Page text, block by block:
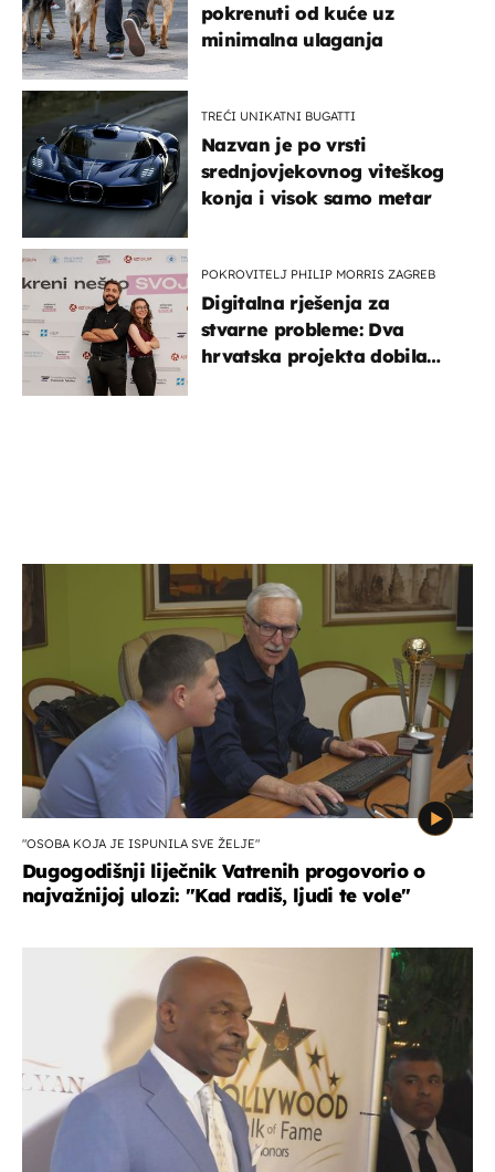
pokrenuti od kuće uz
minimalna ulaganja
TREĆI UNIKATNI BUGATTI
Nazvan je po vrsti
srednjovjekovnog viteškog
konja i visok samo metar
POKROVITELJ PHILIP MORRIS ZAGREB
Digitalna rješenja za
stvarne probleme: Dva
hrvatska projekta dobila
"OSOBA KOJA JE ISPUNILA SVE ŽELJE"
Dugogodišnji liječnik Vatrenih progovorio o
najvažnijoj ulozi: "Kad radiš, ljudi te vole"